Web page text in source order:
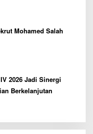
Mohamed Salah
2026 Jadi Sinergi
Berkelanjutan